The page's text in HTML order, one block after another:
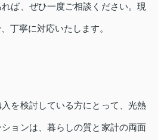
ば、ぜひ一度ご相談ください。現
丁寧に対応いたします。
を検討している方にとって、光熱
ョンは、暮らしの質と家計の両面